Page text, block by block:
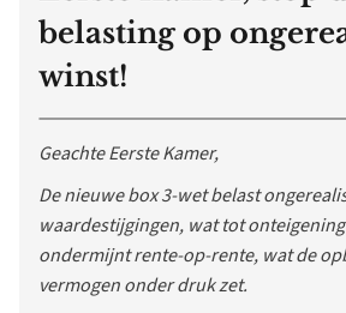
belasting op
winst!
Geachte Eerste Kamer,
De nieuwe box 3-wet belast
waardestijgingen, wat tot
ondermijnt rente-op-rente, wat de
vermogen onder druk zet.